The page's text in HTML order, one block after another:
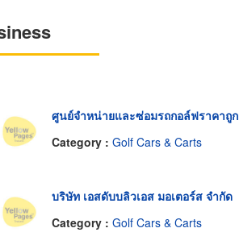
ศูนย์จำหน่ายและซ่อมรถกอล์ฟราคาถูก
Category : Golf Cars & Carts
บริษัท เอสดับบลิวเอส มอเตอร์ส จำกัด
Category : Golf Cars & Carts